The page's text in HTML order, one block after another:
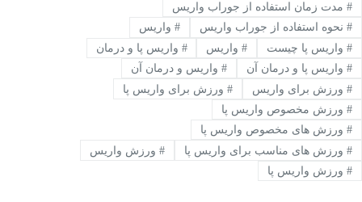
#مدت زمان استفاده از جوراب واریس
#نحوه استفاده از جوراب واریس #واريس
#واريس پا چيست #واریس # واریس پا و درمان
#واریس پا و درمان آن #واریس و درمان آن
#ورزش برای واریس #ورزش برای واریس پا
#ورزش مخصوص واریس پا
#ورزش های مخصوص واریس پا
#ورزش های مناسب برای واریس پا #ورزش واریس
#ورزش واریس پا